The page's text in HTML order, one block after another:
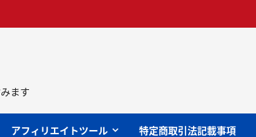
ます
アフィリエイトツール 特定商取引法記載事項